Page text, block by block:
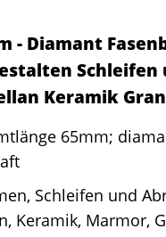
- Diamant
Schleifen
Keramik
65mm;
Schleifen und
Keramik, Marmor,